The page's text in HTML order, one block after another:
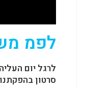
לפמ
לרגל יום העליה
סרטון